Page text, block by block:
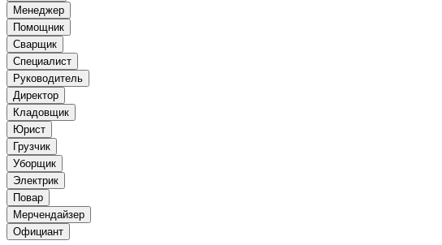
Менеджер
Помощник
Сварщик
Специалист
Руководитель
Директор
Кладовщик
Юрист
Грузчик
Уборщик
Электрик
Повар
Мерчендайзер
Официант